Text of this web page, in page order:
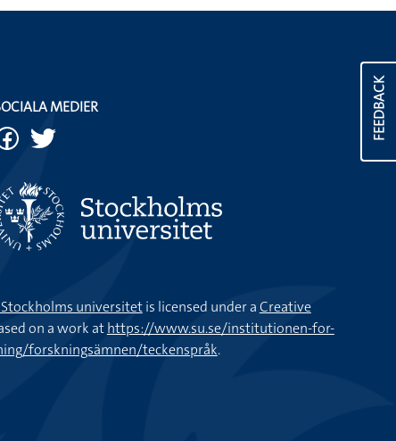
FEEDBACK
MEDIER
universitetis licensed under aCreative
on a work athttps://www.su.se/institutionen-for-
forskningsämnen/teckenspråk.